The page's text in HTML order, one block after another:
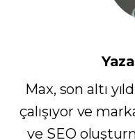
Max, son altı
çalışıyor ve
ve SEO